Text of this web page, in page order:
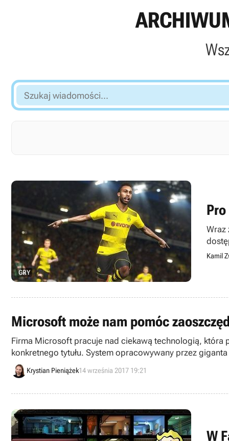
Szukaj
wiadomości...
GRY
Wraz
Kamil
Microsoft może nam pomóc
Firma Microsoft pracuje nad ciekawą technologią, która
konkretnego tytułu. System opracowywany przez
Krystian Pieniążek14 września 2017 19:21
W